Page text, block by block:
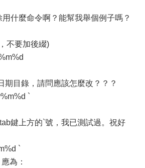
什麼命令啊？能幫我舉個例子嗎？
不要加後綴)
期目錄，請問應該怎麼改？？？
`
鍵上方的`號，我已測試過。祝好
`
為：